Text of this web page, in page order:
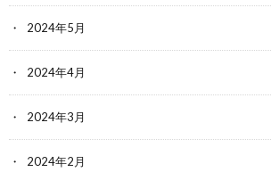
2024年5月
2024年4月
2024年3月
2024年2月